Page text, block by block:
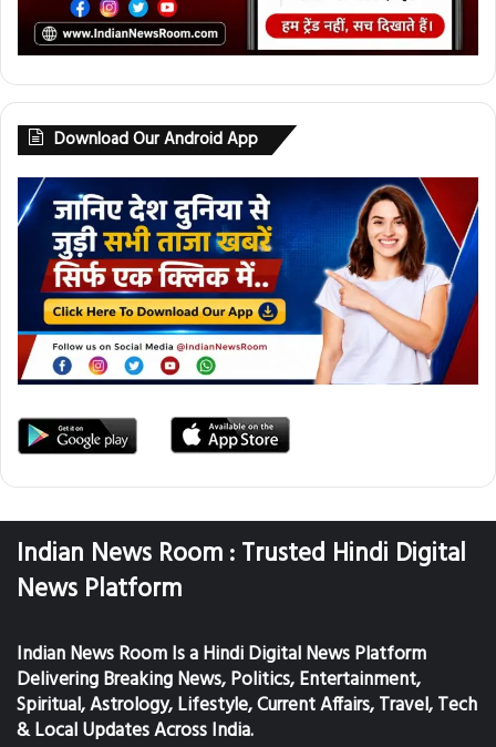
Download Our Android App
Indian News Room : Trusted Hindi Digital
News Platform
Indian News Room Is a Hindi Digital News Platform
Delivering Breaking News, Politics, Entertainment,
Spiritual, Astrology, Lifestyle, Current Affairs, Travel, Tech
& Local Updates Across India.